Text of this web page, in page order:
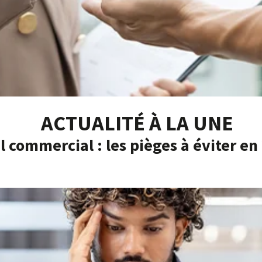
ACTUALITÉ À LA UNE
commercial : les pièges à éviter en